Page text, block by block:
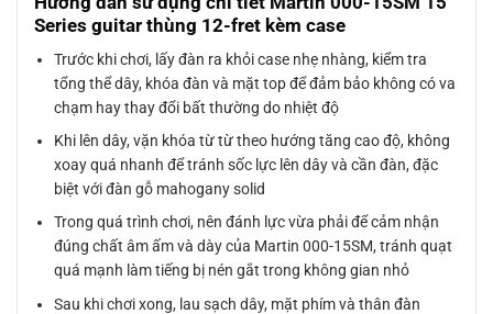
Series guitar thùng 12-fret kèm case
Trước khi chơi, lấy đàn ra khỏi case nhẹ nhàng, kiểm tra
tổng thể dây, khóa đàn và mặt top để đảm bảo không có va
chạm hay thay đổi bất thường do nhiệt độ
Khi lên dây, vặn khóa từ từ theo hướng tăng cao độ, không
xoay quá nhanh để tránh sốc lực lên dây và cần đàn, đặc
biệt với đàn gỗ mahogany solid
Trong quá trình chơi, nên đánh lực vừa phải để cảm nhận
đúng chất âm ấm và dày của Martin 000-15SM, tránh quạt
quá mạnh làm tiếng bị nén gắt trong không gian nhỏ
Sau khi chơi xong, lau sạch dây, mặt phím và thân đàn